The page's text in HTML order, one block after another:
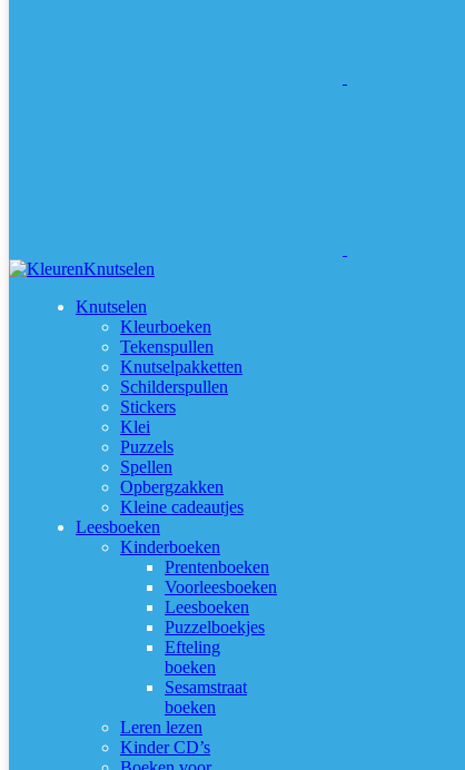
Knutselen
Kleurboeken
Tekenspullen
Knutselpakketten
Schilderspullen
Stickers
Klei
Puzzels
Spellen
Opbergzakken
Kleine cadeautjes
Leesboeken
Kinderboeken
Prentenboeken
Voorleesboeken
Leesboeken
Puzzelboekjes
Efteling
boeken
Sesamstraat
boeken
Leren lezen
Kinder CD’s